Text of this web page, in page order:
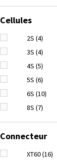
500W(1)
800W
1000W
Cellules
2S (4)
3S (4)
4S (5)
5S (6)
6S (10)
8S (7)
Connecteur
XT60(16)